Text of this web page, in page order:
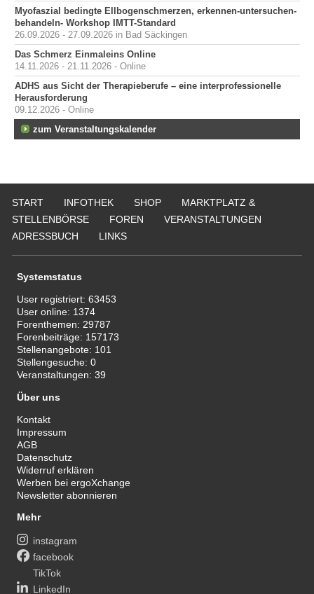
Myofaszial bedingte Ellbogenschmerzen, erkennen-untersuchen-
behandeln- Workshop IMTT-Standard
26.09.2026 - 27.09.2026 in Bad Säckingen
Das Schmerz Einmaleins Online
14.11.2026 - 21.11.2026 - Online
ADHS aus Sicht der Therapieberufe – eine interprofessionelle
Herausforderung
09.12.2026 - Online
zum Veranstaltungskalender
START INFOTHEK SHOP
MARKTPLATZ &
STELLENBÖRSE
FOREN
VERANSTALTUNGEN
ADRESSBUCH
LINKS
Systemstatus
User registriert:63453
User online: 1374
Forenthemen: 29787
Forenbeiträge: 157173
Stellenangebote: 101
Stellengesuche:0
Veranstaltungen:39
Über uns
Kontakt
Impressum
AGB
Datenschutz
Widerruf erklären
Werben bei ergoXchange
Newsletter abonnieren
Mehr
instagram
facebook
TikTok
LinkedIn